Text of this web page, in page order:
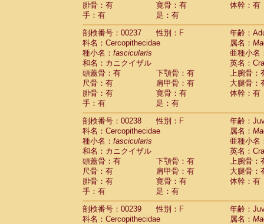
腓骨：有
寛骨：有
体幹：有
手：有
足：有
剖検番号：00237
性別：F
年齢：
科名：Cercopithecidae
属名：
種小名： fascicularis
亜種小名
和名：カニクイザル
英名：
頭蓋骨：有
下顎骨：有
上腕骨：
尺骨：有
肩甲骨：有
大腿骨：
腓骨：有
寛骨：有
体幹：有
手：有
足：有
剖検番号：00238
性別：F
年齢：
科名：Cercopithecidae
属名：
種小名： fascicularis
亜種小名
和名：カニクイザル
英名：
頭蓋骨：有
下顎骨：有
上腕骨：
尺骨：有
肩甲骨：有
大腿骨：
腓骨：有
寛骨：有
体幹：有
手：有
足：有
剖検番号：00239
性別：F
年齢：
科名：Cercopithecidae
属名：